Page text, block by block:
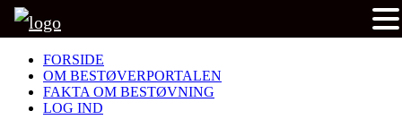
FORSIDE
OM BESTØVERPORTALEN
FAKTA OM BESTØVNING
LOG IND